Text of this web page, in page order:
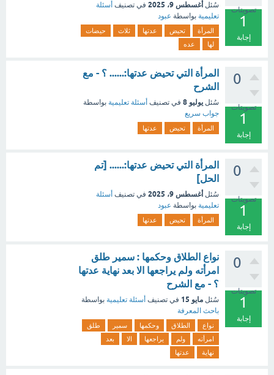
تصويتات
1
إجابة
سُئل أغسطس 9، 2025 في تصنيف أسئلة
تعليمية بواسطة عبود
المرأة تحيض عدتها ثلاث
حيضات
لها
عده
0
تصويتات
1
إجابة
المرأة التي تحيض عدتها:...... ؟ - مع
الشرح
سُئل يوليو 8 في تصنيف أسئلة تعليمية بواسطة
جواب سريع
المرأة تحيض عدتها
0
تصويتات
1
إجابة
المرأة التي تحيض عدتها:...... [تم
الحل]
سُئل أغسطس 9، 2025 في تصنيف أسئلة
تعليمية بواسطة عبود
المرأة تحيض عدتها
0
تصويتات
1
إجابة
نواع الطلاق وحكمها : سمير طلق
امرأته ولم يراجعها الا بعد نهاية عدتها
؟ - مع الشرح
سُئل مايو 15 في تصنيف أسئلة تعليمية بواسطة
باحث المعرفة
نواع الطلاق وحكمها سمير
طلق
امرأته
ولم يراجعها الا
بعد
نهاية
عدتها